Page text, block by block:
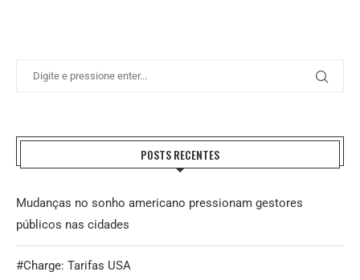
POSTS RECENTES
Mudanças no sonho americano pressionam gestores
públicos nas cidades
#Charge: Tarifas USA